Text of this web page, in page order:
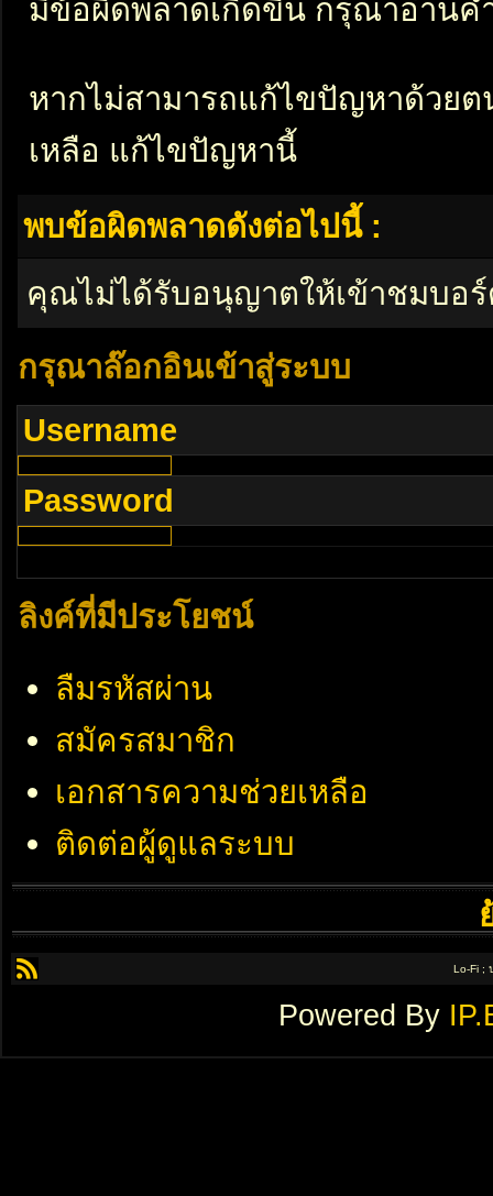
มีข้อผิดพลาดเกิดขึ้น กรุณาอ่านค
หากไม่สามารถแก้ไขปัญหาด้วย
เหลือ แก้ไขปัญหานี้
พบข้อผิดพลาดดังต่อไปนี้ :
คุณไม่ได้รับอนุญาตให้เข้าชมบอ
กรุณาล๊อกอินเข้าสู่ระบบ
Username
Password
ลิงค์ที่มีประโยชน์
ลืมรหัสผ่าน
สมัครสมาชิก
เอกสารความช่วยเหลือ
ติดต่อผู้ดูแลระบบ
Lo-Fi ;
Powered By